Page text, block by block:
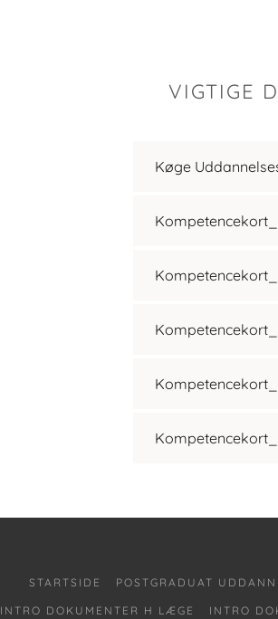
VIGTIGE
Køge
STARTSIDE POSTGRADUAT
INTRO DOKUMENTER H LÆGE INTRO